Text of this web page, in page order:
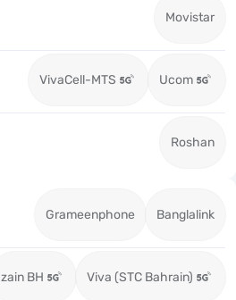
Movistar
VivaCell-MTS Ucom
Roshan
Grameenphone Banglalink
zain BH Viva (STC Bahrain)